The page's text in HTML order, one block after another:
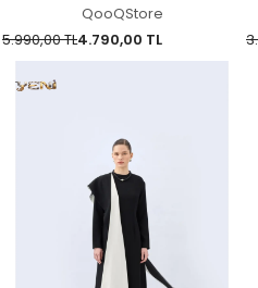
QooQStore
5.990,00 TL4.790,00 TL